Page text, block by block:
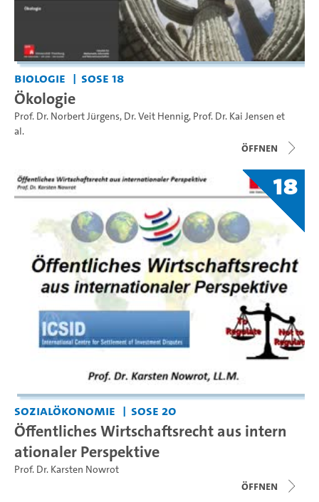
Biologie SoSe 18
Ökologie
Prof. Dr. Norbert Jürgens, Dr. Veit Hennig, Prof. Dr. Kai Jensen et
al.
Öffnen
18
Sozialökonomie SoSe 20
Öffentliches Wirtschaftsrecht aus intern
ationaler Perspektive
Prof. Dr. Karsten Nowrot
Öffnen